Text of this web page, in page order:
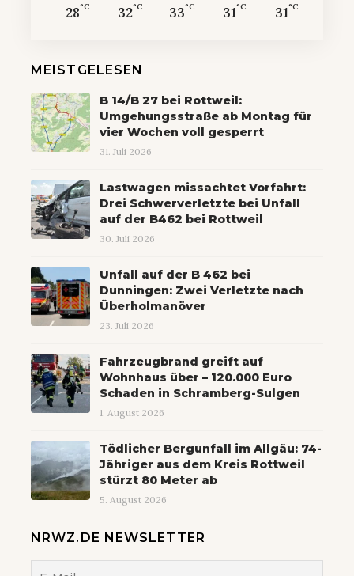
28°C 32°C 33°C 31°C 31°C
MEISTGELESEN
B 14/B 27 bei Rottweil:
Umgehungsstraße ab Montag für
vier Wochen voll gesperrt
31. Juli 2026
Lastwagen missachtet Vorfahrt:
Drei Schwerverletzte bei Unfall
auf der B462 bei Rottweil
30. Juli 2026
Unfall auf der B 462 bei
Dunningen: Zwei Verletzte nach
Überholmanöver
23. Juli 2026
Fahrzeugbrand greift auf
Wohnhaus über – 120.000 Euro
Schaden in Schramberg-Sulgen
1. August 2026
Tödlicher Bergunfall im Allgäu: 74-
Jähriger aus dem Kreis Rottweil
stürzt 80 Meter ab
5. August 2026
NRWZ.DE NEWSLETTER